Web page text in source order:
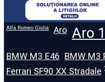
Alfa Romeo Giulia Aro Aro
BMW M3 E46 BMW M3
Ferrari SF90 XX Stradale